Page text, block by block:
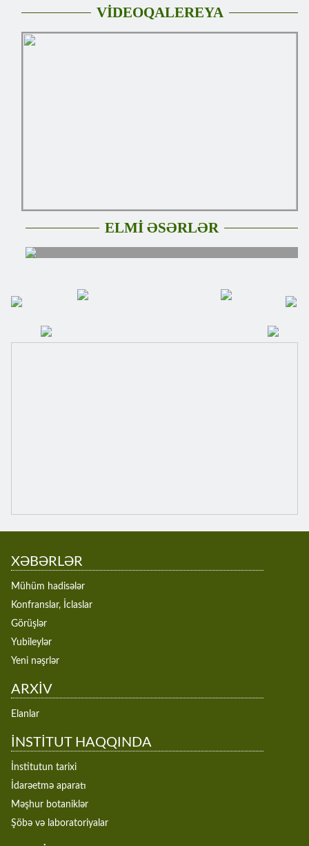
VİDEOQALEREYA
ELMİ ƏSƏRLƏR
XƏBƏRLƏR
Mühüm hadisələr
Konfranslar, İclaslar
Görüşlər
Yubileylər
Yeni nəşrlər
ARXİV
Elanlar
İNSTİTUT HAQQINDA
İnstitutun tarixi
İdarəetmə aparatı
Məşhur botaniklər
Şöbə və laboratoriyalar